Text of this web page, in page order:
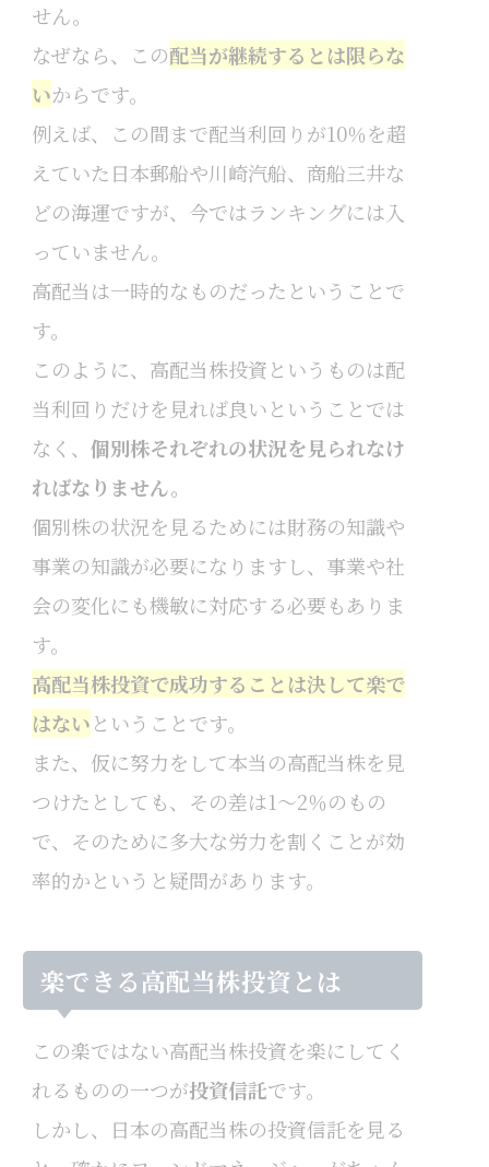
せん。
なぜなら、この配当が継続するとは限らな
いからです。
例えば、この間まで配当利回りが10％を超
えていた日本郵船や川崎汽船、商船三井な
どの海運ですが、今ではランキングには入
っていません。
高配当は一時的なものだったということで
す。
このように、高配当株投資というものは配
当利回りだけを見れば良いということでは
なく、 個別株それぞれの状況を見られなけ
ればなりません。
個別株の状況を見るためには財務の知識や
事業の知識が必要になりますし、事業や社
会の変化にも機敏に対応する必要もありま
す。
高配当株投資で成功することは決して楽で
はないということです。
また、仮に努力をして本当の高配当株を見
つけたとしても、その差は1～2％のもの
で、そのために多大な労力を割くことが効
率的かというと疑問があります。
楽できる高配当株投資とは
この楽ではない高配当株投資を楽にしてく
れるものの一つが投資信託です。
しかし、日本の高配当株の投資信託を見る